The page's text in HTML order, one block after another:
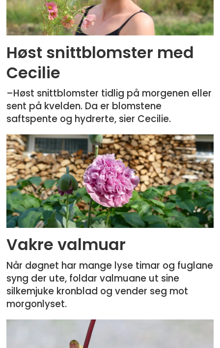
Høst snittblomster med
Cecilie
–Høst snittblomster tidlig på morgenen eller
sent på kvelden. Da er blomstene
saftspente og hydrerte, sier Cecilie.
Vakre valmuar
Når døgnet har mange lyse timar og fuglane
syng der ute, foldar valmuane ut sine
silkemjuke kronblad og vender seg mot
morgonlyset.